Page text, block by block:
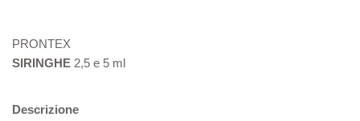
PRONTEX
SIRINGHE 2,5 e 5 ml
Descrizione